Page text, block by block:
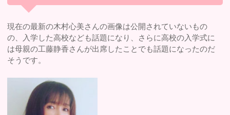
現在の最新の木村心美さんの画像は公開されていないもの
の、入学した高校なども話題になり、さらに高校の入学式に
は母親の工藤静香さんが出席したことでも話題になったのだ
そうです。